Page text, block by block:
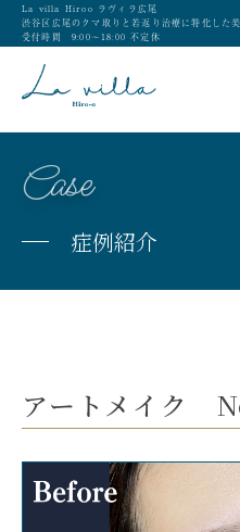
La villa Hiroo ラヴィラ広尾
渋谷区広尾のクマ取りと若返り治療に特化した
受付時間 9:00〜18:00 不定休
Case
症例紹介
アートメイク